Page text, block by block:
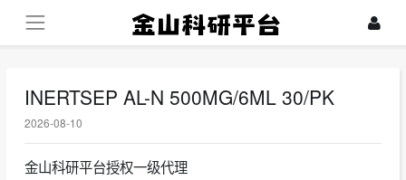
INERTSEP AL-N 500MG/6ML 30/PK
2026-08-10
金山科研平台授权一级代理